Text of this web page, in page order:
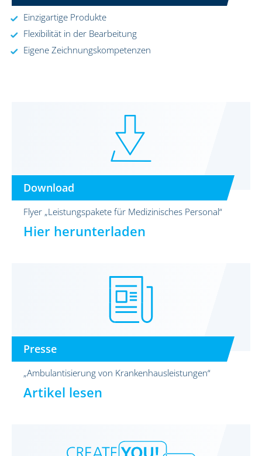
Einzigartige Produkte
Flexibilität in der Bearbeitung
Eigene Zeichnungskompetenzen
Download
Flyer „Leistungspakete für Medizinisches Personal“
Hier herunterladen
Presse
„Ambulantisierung von Krankenhausleistungen“
Artikel lesen